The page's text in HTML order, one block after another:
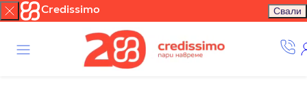
Credissimo Свали